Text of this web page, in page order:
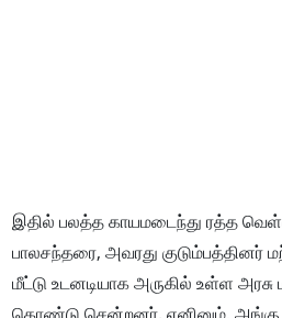
இதில் பலத்த காயமடைந்து ரத்த
பாலசந்தரை, அவரது குடும்பத்தினர்
மீட்டு உடனடியாக அருகில் உள்ள